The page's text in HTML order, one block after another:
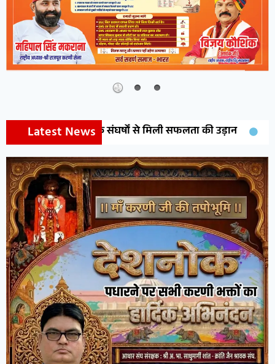
Latest News
के संघर्षों से मिली सफलता की उड़ान ANTF व तस्करों में